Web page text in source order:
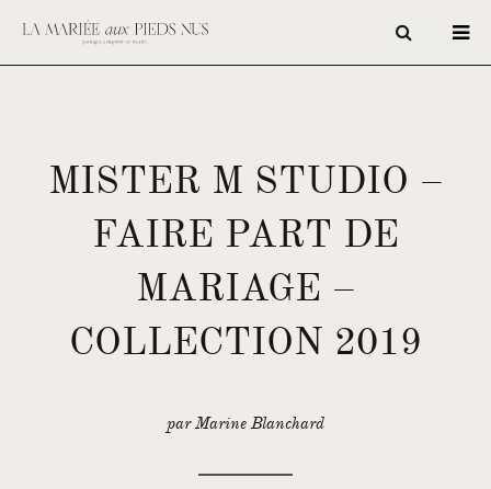
MISTER M STUDIO –
FAIRE PART DE
MARIAGE –
COLLECTION 2019
par Marine Blanchard